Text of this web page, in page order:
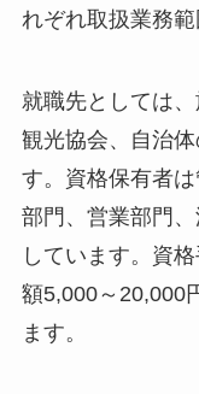
れぞれ取扱業務範
就職先としては、
観光協会、自治
す。資格保有者
部門、営業部門
しています。資
額5,000～20,000
ます。